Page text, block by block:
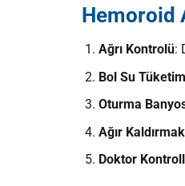
Hemoroid
Ağrı Kontrolü:
Bol Su
Oturma
Ağır
Doktor